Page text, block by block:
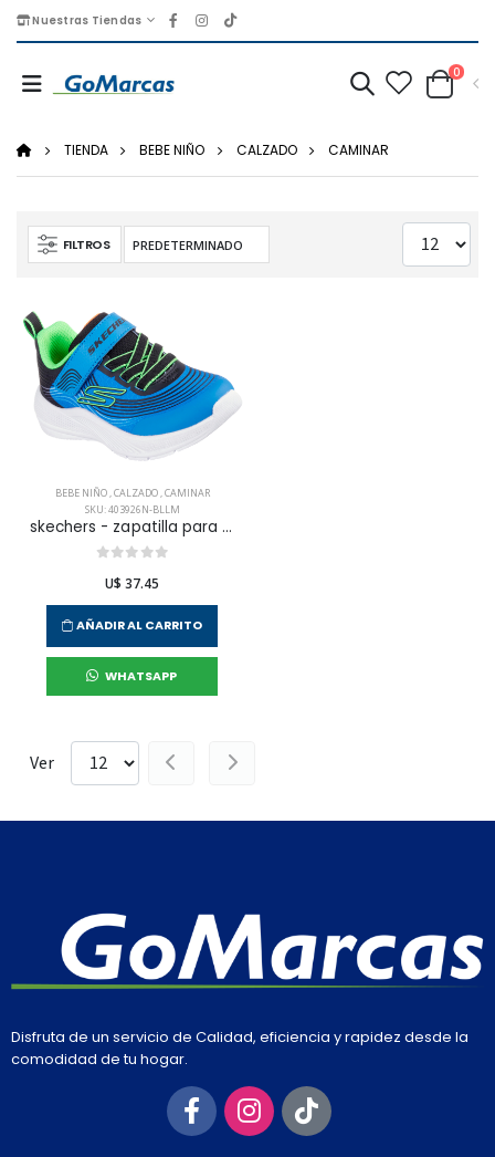
Nuestras Tiendas
0
TIENDA BEBE NIÑO CALZADO CAMINAR
FILTROS
BEBE NIÑO,CALZADO,CAMINAR
SKU: 403926N-BLLM
skechers - zapatilla para caminar microspec advance para niño infante
U$ 37.45
AÑADIR AL CARRITO
WHATSAPP
Ver
Disfruta de un servicio de Calidad, eficiencia y rapidez desde la
comodidad de tu hogar.